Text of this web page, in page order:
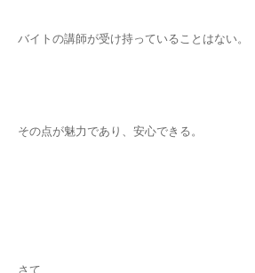
バイトの講師が受け持っていることはない。
その点が魅力であり、安心できる。
さて、